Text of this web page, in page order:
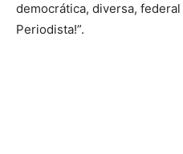
democrática, diversa, federal
Periodista!”.